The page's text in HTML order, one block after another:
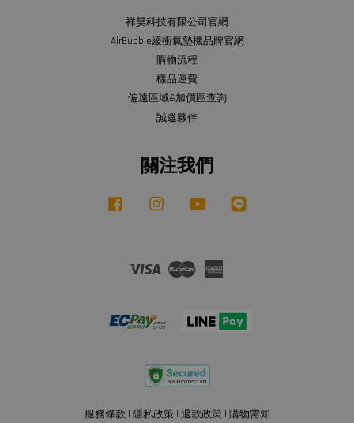
祥昊科技有限公司官網
AirBubble緩衝氣墊機品牌官網
購物流程
樣品運費
偏遠區域&加價區查詢
誠邀夥伴
關注我們
Facebook Instagram YouTube
Visa Master
服務條款 | 隱私政策| 退款政策| 購物需知